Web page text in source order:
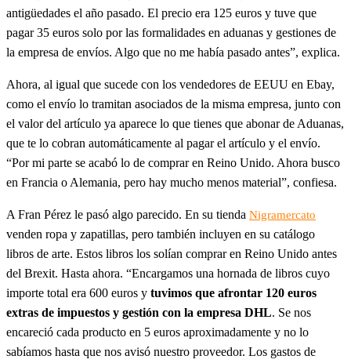
antigüedades el año pasado. El precio era 125 euros y tuve que
pagar 35 euros solo por las formalidades en aduanas y gestiones de
la empresa de envíos. Algo que no me había pasado antes”, explica.
Ahora, al igual que sucede con los vendedores de EEUU en Ebay,
como el envío lo tramitan asociados de la misma empresa, junto con
el valor del artículo ya aparece lo que tienes que abonar de Aduanas,
que te lo cobran automáticamente al pagar el artículo y el envío.
“Por mi parte se acabó lo de comprar en Reino Unido. Ahora busco
en Francia o Alemania, pero hay mucho menos material”, confiesa.
A Fran Pérez le pasó algo parecido. En su tienda Nigramercato
venden ropa y zapatillas, pero también incluyen en su catálogo
libros de arte. Estos libros los solían comprar en Reino Unido antes
del Brexit. Hasta ahora. “Encargamos una hornada de libros cuyo
importe total era 600 euros y tuvimos que afrontar 120 euros
extras de impuestos y gestión con la empresa DHL. Se nos
encareció cada producto en 5 euros aproximadamente y no lo
sabíamos hasta que nos avisó nuestro proveedor. Los gastos de